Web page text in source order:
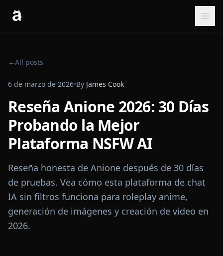
←All posts
6 de marzo de 2026•By James Cook
Reseña Anione 2026: 30 Días
Probando la Mejor
Plataforma NSFW AI
Reseña honesta de Anione después de 30 días
de pruebas. Vea cómo esta plataforma de chat
IA sin filtros funciona para roleplay anime,
generación de imágenes y creación de video en
2026.